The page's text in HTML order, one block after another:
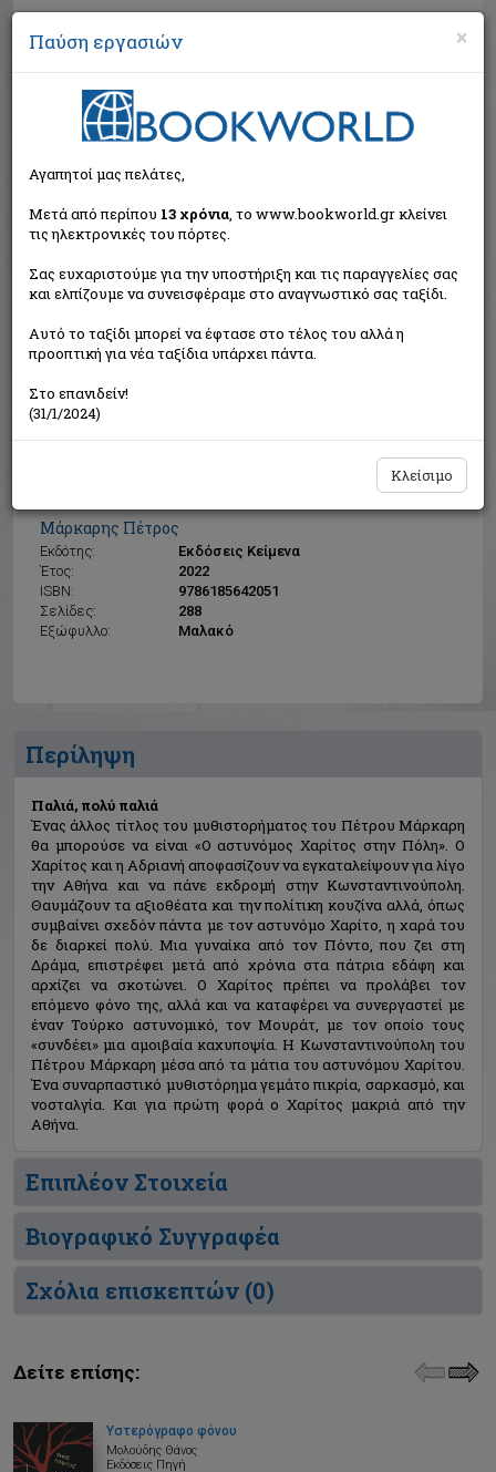
Αναζήτηση
Μάρκαρης Πέτρος
Εκδότης:
Εκδόσεις Κείμενα
Έτος:
2022
ISBN:
9786185642051
Σελίδες:
288
Εξώφυλλο:
Μαλακό
Η τιμή μας:€16,22
Δεν υπάρχει δυνατότητα παραγγελίας
Περίληψη
Παλιά, πολύ παλιά
Ένας άλλος τίτλος του μυθιστορήματος του Πέτρου Μάρκαρη
θα μπορούσε να είναι «Ο αστυνόμος Χαρίτος στην Πόλη». Ο
Χαρίτος και η Αδριανή αποφασίζουν να εγκαταλείψουν για λίγο
την Αθήνα και να πάνε εκδρομή στην Κωνσταντινούπολη.
Θαυμάζουν τα αξιοθέατα και την πολίτικη κουζίνα αλλά, όπως
συμβαίνει σχεδόν πάντα με τον αστυνόμο Χαρίτο, η χαρά του
δε διαρκεί πολύ. Μια γυναίκα από τον Πόντο, που ζει στη
Δράμα, επιστρέφει μετά από χρόνια στα πάτρια εδάφη και
αρχίζει να σκοτώνει. Ο Χαρίτος πρέπει να προλάβει τον
επόμενο φόνο της, αλλά και να καταφέρει να συνεργαστεί με
έναν Τούρκο αστυνομικό, τον Μουράτ, με τον οποίο τους
«συνδέει» μια αμοιβαία καχυποψία. Η Κωνσταντινούπολη του
Πέτρου Μάρκαρη μέσα από τα μάτια του αστυνόμου Χαρίτου.
Ένα συναρπαστικό μυθιστόρημα γεμάτο πικρία, σαρκασμό, και
νοσταλγία. Και για πρώτη φορά ο Χαρίτος μακριά από την
Αθήνα.
Επιπλέον Στοιχεία
Βιογραφικό Συγγραφέα
Σχόλια επισκεπτών (0)
Δείτε επίσης:
Υστερόγραφο φόνου
Μολούδης Θάνος
Εκδόσεις Πηγή
×
Παύση εργασιών
Αγαπητοί μας πελάτες,
Μετά από περίπου 13 χρόνια, το www.bookworld.gr κλείνει
τις ηλεκτρονικές του πόρτες.
Σας ευχαριστούμε για την υποστήριξη και τις παραγγελίες σας
και ελπίζουμε να συνεισφέραμε στο αναγνωστικό σας ταξίδι.
Αυτό το ταξίδι μπορεί να έφτασε στο τέλος του αλλά η
προοπτική για νέα ταξίδια υπάρχει πάντα.
Στο επανιδείν!
(31/1/2024)
Κλείσιμο